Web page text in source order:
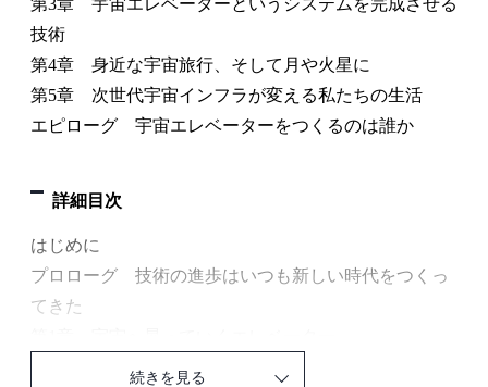
第3章 宇宙エレベーターというシステムを完成させる
技術
第4章 身近な宇宙旅行、そして月や火星に
第5章 次世代宇宙インフラが変える私たちの生活
エピローグ 宇宙エレベーターをつくるのは誰か
詳細目次
はじめに
プロローグ 技術の進歩はいつも新しい時代をつくっ
てきた
なぜ宇宙エレベーターは落ちてこない？
続きを見る